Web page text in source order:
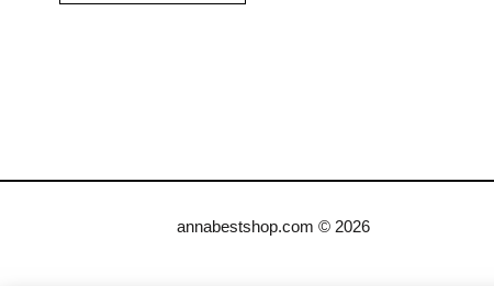
annabestshop.com © 2026